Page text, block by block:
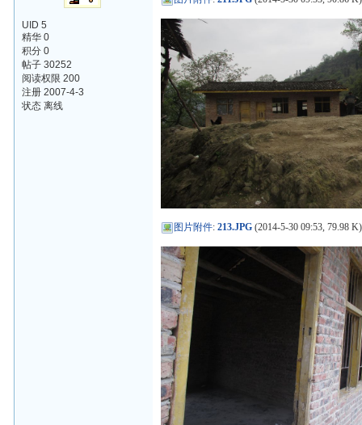
UID 5
精华 0
积分 0
帖子 30252
阅读权限 200
注册 2007-4-3
状态 离线
图片附件:213.JPG (2014-5-30 09:53, 79.98 K)